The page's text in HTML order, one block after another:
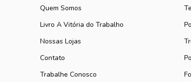
Quem Somos
Livro A Vitória do Trabalho
Nossas Lojas
Contato
Trabalhe Conosco